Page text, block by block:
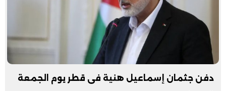
دفن جثمان إسماعيل هنية فى قطر يوم الجمعة